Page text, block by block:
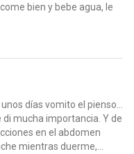
bien y bebe agua, le
días vomito el pienso...
di mucha importancia. Y de
en el abdomen
mientras duerme,...